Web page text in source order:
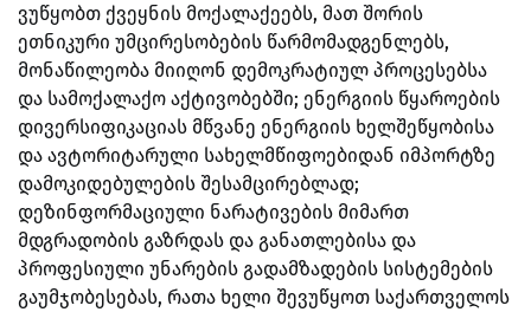
ვუწყობთ ქვეყნის მოქალაქეებს, მათ შორის
ეთნიკური უმცირესობების წარმომადგენლებს,
მონაწილეობა მიიღონ დემოკრატიულ პროცესებსა
და სამოქალაქო აქტივობებში; ენერგიის წყაროების
დივერსიფიკაციას მწვანე ენერგიის ხელშეწყობისა
და ავტორიტარული სახელმწიფოებიდან იმპორტზე
დამოკიდებულების შესამცირებლად;
დეზინფორმაციული ნარატივების მიმართ
მდგრადობის გაზრდას და განათლებისა და
პროფესიული უნარების გადამზადების სისტემების
გაუმჯობესებას, რათა ხელი შევუწყოთ საქართველოს